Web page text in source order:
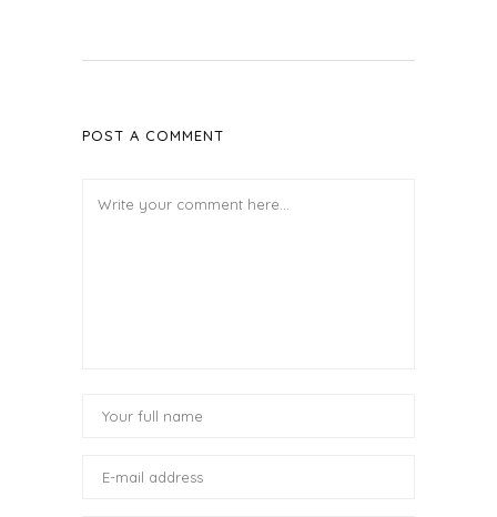
POST A COMMENT